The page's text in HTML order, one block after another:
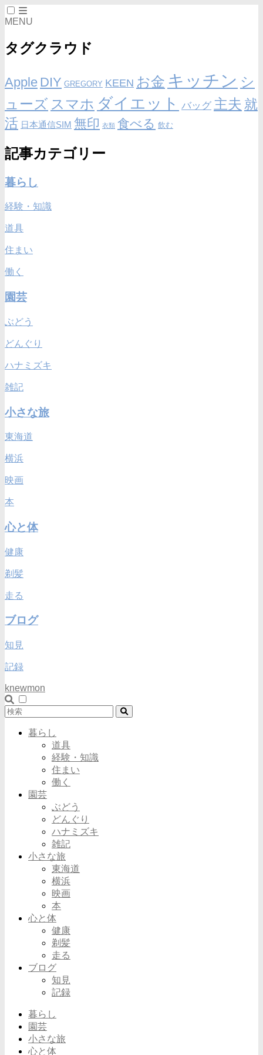
MENU
タグクラウド
Apple DIY GREGORY KEEN お金 キッチン シ
ューズ スマホ ダイエット バッグ 主夫 就
活 日本通信SIM 無印 衣類 食べる 飲む
記事カテゴリー
暮らし
経験・知識
道具
住まい
働く
園芸
ぶどう
どんぐり
ハナミズキ
雑記
小さな旅
東海道
横浜
映画
本
心と体
健康
剃髪
走る
ブログ
知見
記録
knewmon
暮らし
道具
経験・知識
住まい
働く
園芸
ぶどう
どんぐり
ハナミズキ
雑記
小さな旅
東海道
横浜
映画
本
心と体
健康
剃髪
走る
ブログ
知見
記録
暮らし
園芸
小さな旅
心と体